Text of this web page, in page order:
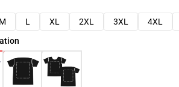
M L XL 2XL 3XL 4XL